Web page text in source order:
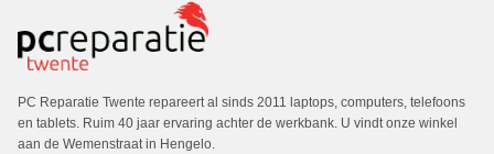
PC Reparatie Twente repareert al sinds 2011 laptops, computers, telefoons
en tablets. Ruim 40 jaar ervaring achter de werkbank. U vindt onze winkel
aan de Wemenstraat in Hengelo.